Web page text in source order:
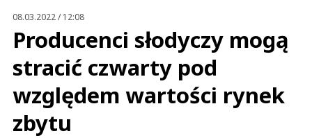
08.03.2022 / 12:08
Producenci słodyczy mogą
stracić czwarty pod
względem wartości rynek
zbytu